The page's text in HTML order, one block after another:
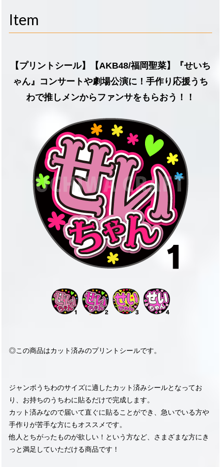
Item
【プリントシール】【AKB48/福岡聖菜】『せいち
ゃん』コンサートや劇場公演に！手作り応援うち
わで推しメンからファンサをもらおう！！
◎この商品はカット済みのプリントシールです。
ジャンボうちわのサイズに適したカット済みシールとなってお
り、お持ちのうちわに貼るだけで完成します。
カット済みなので届いて直ぐに貼ることができ、急いでいる方や
手作りが苦手な方にもオススメです。
他人とちがったものが欲しい！という方など、さまざまな方にき
っと満足していただける商品です！